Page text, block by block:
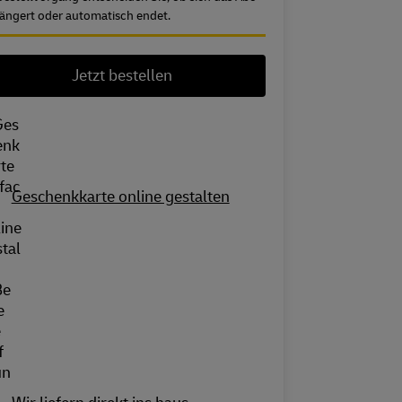
oder automatisch endet.
Jetzt bestellen
Geschenkkarte online gestalten